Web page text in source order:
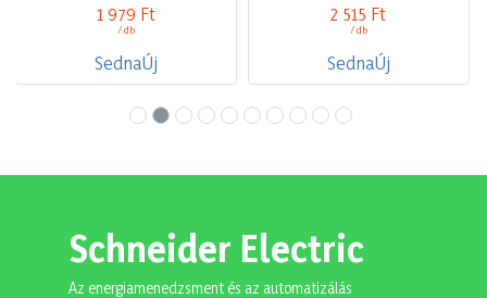
1 979 Ft
/ db
SednaÚj
2 515 Ft
/ db
SednaÚj
Schneider Electric
Az energiamenedzsment és az automatizálás